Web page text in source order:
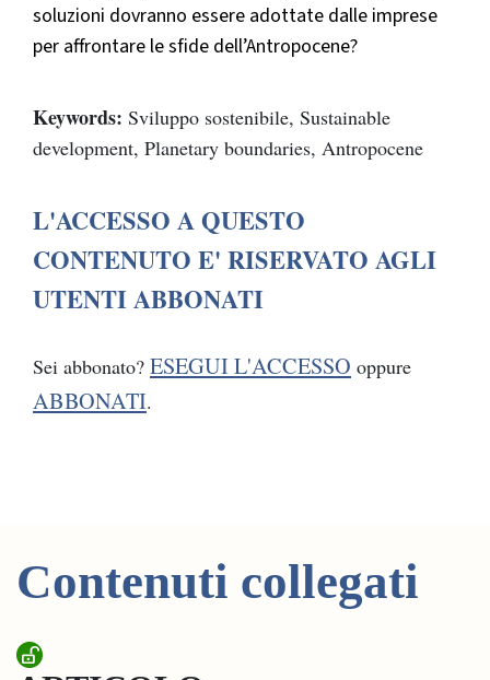
soluzioni dovranno essere adottate dalle imprese
per affrontare le sfide dell’Antropocene?
Keywords: Sviluppo sostenibile, Sustainable
development, Planetary boundaries, Antropocene
L'ACCESSO A QUESTO
CONTENUTO E' RISERVATO AGLI
UTENTI ABBONATI
Sei abbonato? ESEGUI L'ACCESSO oppure
ABBONATI.
Contenuti collegati